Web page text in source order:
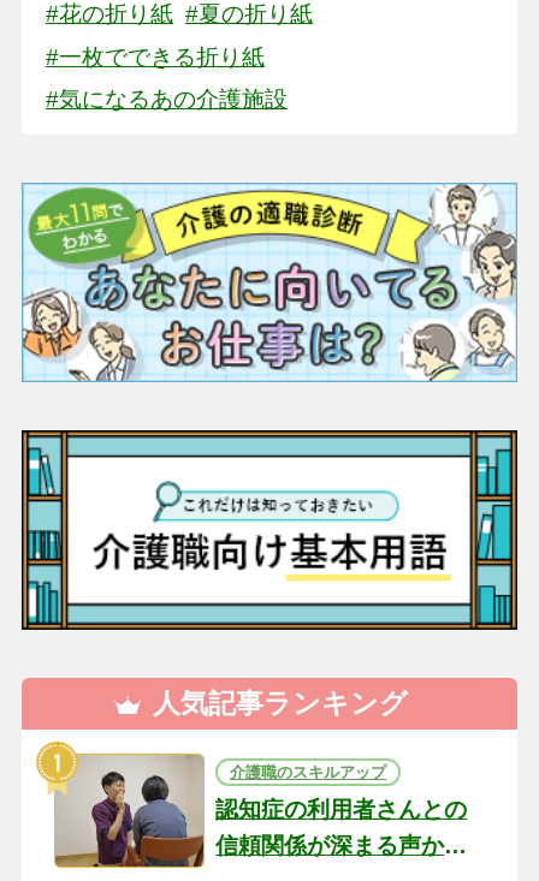
#花の折り紙 #夏の折り紙
#一枚でできる折り紙
#気になるあの介護施設
人気記事ランキング
介護職のスキルアップ
認知症の利用者さんとの
信頼関係が深まる声かけ